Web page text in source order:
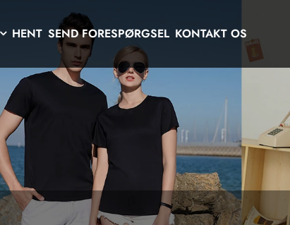
HENT SEND FORESPØRGSEL KONTAKT OS